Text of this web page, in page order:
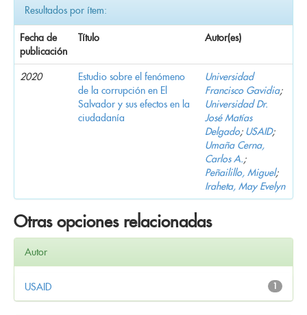
Resultados por ítem:
Fecha de
publicación
Título Autor(es)
2020
Estudio sobre el fenómeno
de la corrupción en El
Salvador y sus efectos en la
ciudadanía
Universidad
Francisco Gavidia;
Universidad Dr.
José Matías
Delgado; USAID;
Umaña Cerna,
Carlos A.;
Peñailillo, Miguel;
Iraheta, May Evelyn
Otras opciones relacionadas
Autor
1
USAID